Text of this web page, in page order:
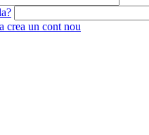
crea un cont nou